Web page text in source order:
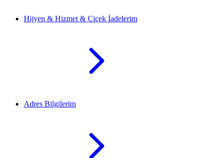
Hijyen & Hizmet & Çiçek İadelerim
Adres Bilgilerim